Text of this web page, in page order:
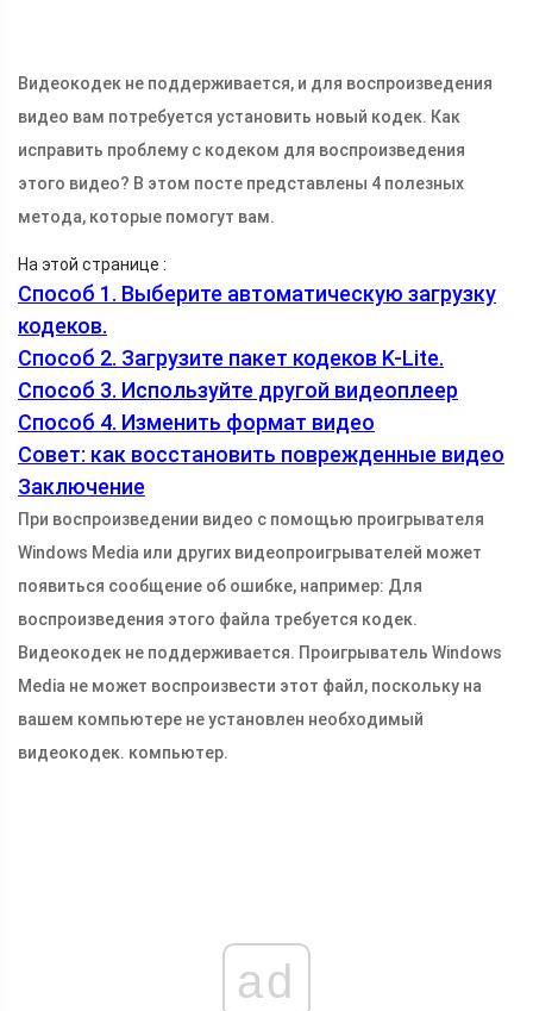
Видеокодек не поддерживается, и для воспроизведения
видео вам потребуется установить новый кодек. Как
исправить проблему с кодеком для воспроизведения
этого видео? В этом посте представлены 4 полезных
метода, которые помогут вам.
На этой странице :
Способ 1. Выберите автоматическую загрузку
кодеков.
Способ 2. Загрузите пакет кодеков K-Lite.
Способ 3. Используйте другой видеоплеер
Способ 4. Изменить формат видео
Совет: как восстановить поврежденные видео
Заключение
При воспроизведении видео с помощью проигрывателя
Windows Media или других видеопроигрывателей может
появиться сообщение об ошибке, например: Для
воспроизведения этого файла требуется кодек.
Видеокодек не поддерживается. Проигрыватель Windows
Media не может воспроизвести этот файл, поскольку на
вашем компьютере не установлен необходимый
видеокодек. компьютер.
ad